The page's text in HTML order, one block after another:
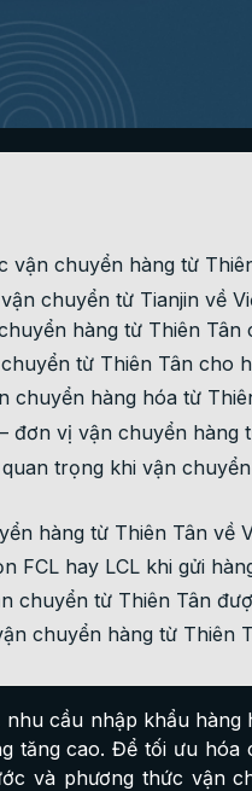
vận chuyển hàng từ
chuyển từ Tianjin về
hàng từ Thiên Tân
từ Thiên Tân cho
chuyển hàng hóa từ
đơn vị vận chuyển hàng
trọng khi vận
hàng từ Thiên Tân về
FCL hay LCL khi gửi
chuyển từ Thiên Tân
chuyển hàng từ Thiên
nhu cầu nhập khẩu
tăng cao. Để tối ưu
và phương thức vận